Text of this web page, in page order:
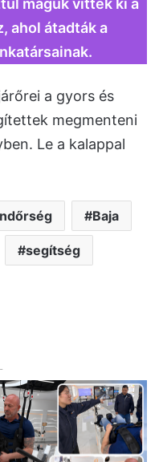
maguk vitték ki a
ahol átadták a
a gyors és
megmenteni
Le a kalappal
Baja
segítség